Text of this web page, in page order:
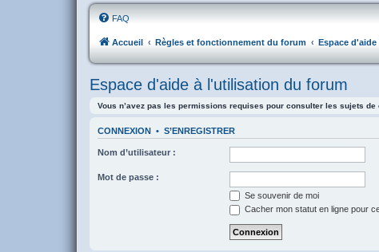
FAQ
Accueil Règles et fonctionnement du forum Espace
Espace d'aide à l'utilisation du forum
Vous n’avez pas les permissions requises pour consulter les sujets de
CONNEXION • S’ENREGISTRER
Nom d’utilisateur :
Mot de passe :
Se souvenir de moi
Cacher mon statut en ligne pour